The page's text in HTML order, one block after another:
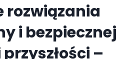
rozwiązania
i bezpiecznej
–